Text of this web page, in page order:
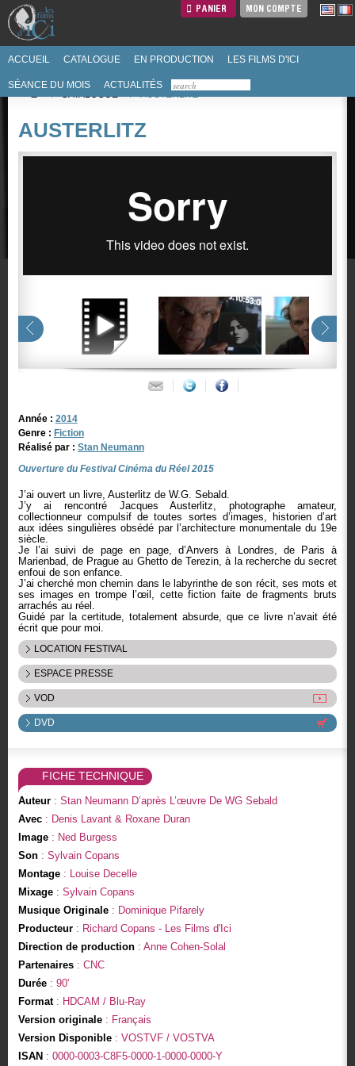
PANIER MON COMPTE
ACCUEIL CATALOGUE EN PRODUCTION LES FILMS D'ICI
SÉANCE DU MOIS
ACTUALITÉS
/
CATALOGUE / AUSTERLITZ
AUSTERLITZ
Année : 2014
Genre : Fiction
Réalisé par : Stan Neumann
Ouverture du Festival Cinéma du Réel 2015
J’ai ouvert un livre, Austerlitz de W.G. Sebald.
J’y ai rencontré Jacques Austerlitz, photographe amateur,
collectionneur compulsif de toutes sortes d’images, historien d’art
aux idées singulières obsédé par l’architecture monumentale du 19e
siècle.
Je l’ai suivi de page en page, d’Anvers à Londres, de Paris à
Marienbad, de Prague au Ghetto de Terezin, à la recherche du secret
enfoui de son enfance.
J’ai cherché mon chemin dans le labyrinthe de son récit, ses mots et
ses images en trompe l’œil, cette fiction faite de fragments bruts
arrachés au réel.
Guidé par la certitude, totalement absurde, que ce livre n’avait été
écrit que pour moi.
LOCATION FESTIVAL
ESPACE PRESSE
VOD
DVD
FICHE TECHNIQUE
Auteur: Stan Neumann D’après L’œuvre De WG Sebald
Avec: Denis Lavant & Roxane Duran
Image: Ned Burgess
Son: Sylvain Copans
Montage: Louise Decelle
Mixage: Sylvain Copans
Musique Originale: Dominique Pifarely
Producteur: Richard Copans - Les Films d'Ici
Direction de production: Anne Cohen-Solal
Partenaires: CNC
Durée: 90'
Format: HDCAM / Blu-Ray
Version originale: Français
Version Disponible: VOSTVF / VOSTVA
ISAN : 0000-0003-C8F5-0000-1-0000-0000-Y